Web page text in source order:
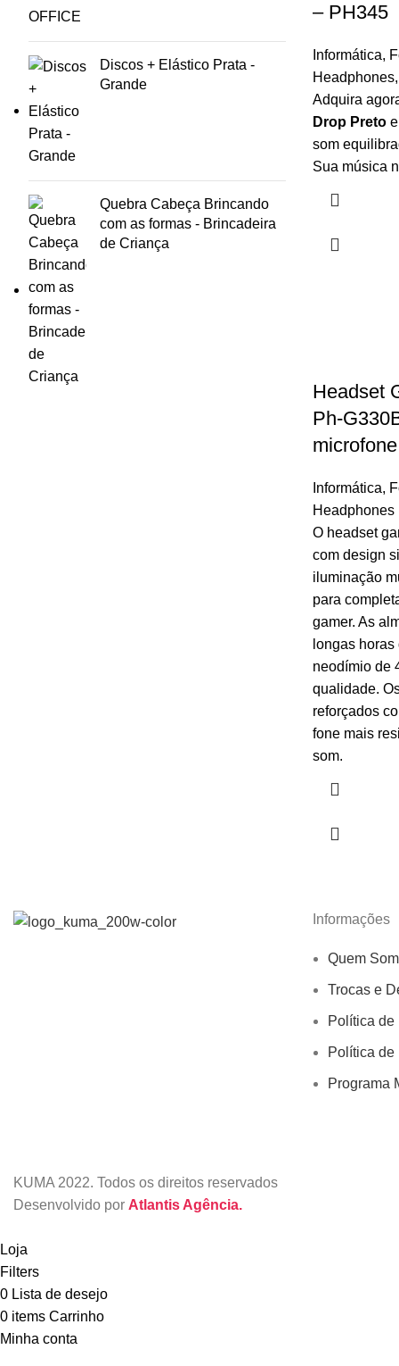
Discos + Elástico Prata -
Grande
Quebra Cabeça Brincando
com as formas - Brincadeira
de Criança
– PH345
Informática,
Headphones
Adquira
Drop Preto
som
Sua música
Headset
Ph-
microfone
Informática,
Headphones
O headset
com design
iluminação
para
gamer. As
longas
neodímio de
qualidade.
reforçados
fone mais
som.
Informações
Quem
Trocas e
Política de
Política
Programa
KUMA2022. Todos os direitos reservados
Desenvolvido por Atlantis Agência.
Loja
Filters
0 Lista de desejo
0 items Carrinho
Minha conta